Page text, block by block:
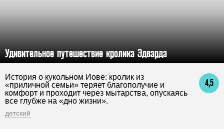
Удивительное путешествие кролика Эдварда
4,5
История о кукольном Иове: кролик из
«приличной семьи» теряет благополучие и
комфорт и проходит через мытарства, опускаясь
все глубже на «дно жизни».
детский